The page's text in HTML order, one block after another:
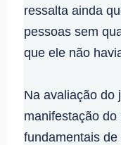
ressalta ainda
pessoas sem
que ele não
Na avaliação do
manifestação
fundamentais